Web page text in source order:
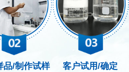
品/制作试样 客户试用/确定